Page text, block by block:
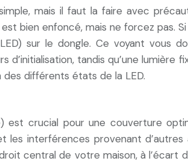
mais il faut la faire avec
bien enfoncé, mais ne forcez pas.
sur le dongle. Ce voyant vous
tandis qu’une
différents états de la LED.
crucial pour une couverture
interférences provenant
central de votre maison, à l’écart